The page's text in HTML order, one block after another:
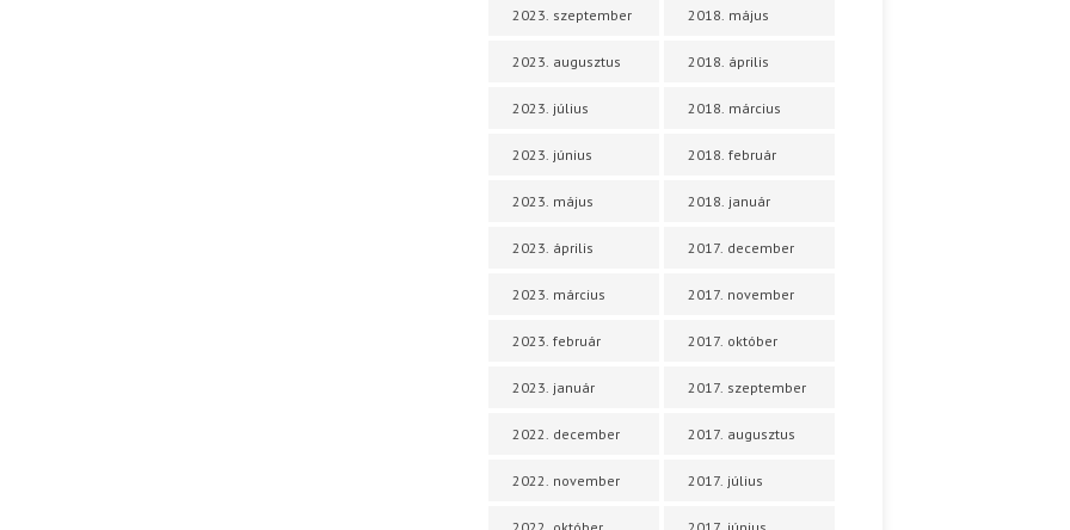
2023. szeptember
2023. augusztus
2023. július
2023. június
2023. május
2023. április
2023. március
2023. február
2023. január
2022. december
2022. november
2018. május
2018. április
2018. március
2018. február
2018. január
2017. december
2017. november
2017. október
2017. szeptember
2017. augusztus
2017. július